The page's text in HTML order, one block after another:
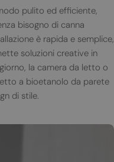
pulito ed efficiente,
bisogno di canna
è rapida e semplice,
soluzioni creative in
la camera da letto o
a bioetanolo da parete
di stile.